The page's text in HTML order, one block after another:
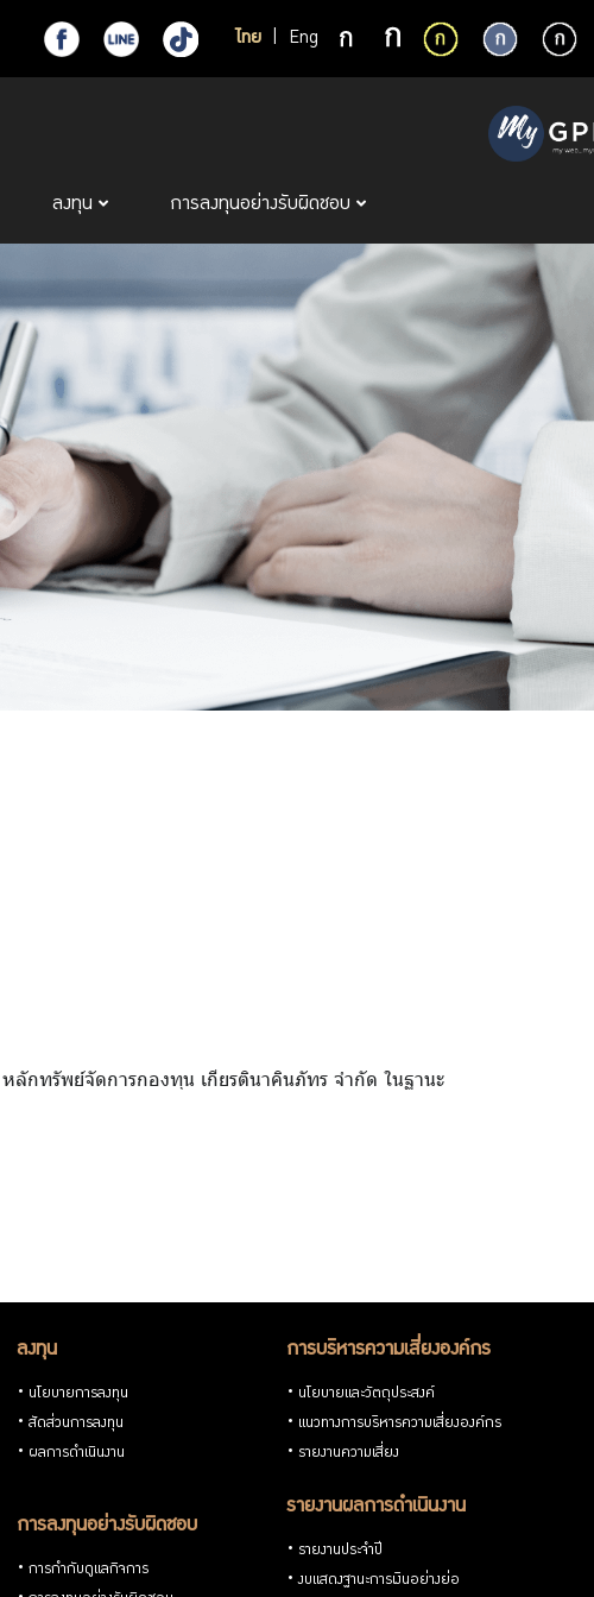
ไทย Eng
ลงทุน การลงทุนอย่างรับผิดชอบ
กทรัพย์จัดการกองทุน เกียรตินาคินภัทร จำกัด ในฐานะ
ลงทุน
นโยบายการลงทุน
สัดส่วนการลงทุน
ผลการดำเนินงาน
การลงทุนอย่างรับผิดชอบ
การกำกับดูแลกิจการ
การบริหารความเสี่ยงองค์กร
นโยบายและวัตถุประสงค์
แนวทางการบริหารความเสี่ยงองค์กร
รายงานความเสี่ยง
รายงานผลการดำเนินงาน
รายงานประจำปี
งบแสดงฐานะการเงินอย่างย่อ